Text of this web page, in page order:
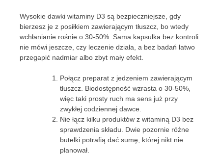
Wysokie dawki witaminy D3 są bezpieczniejsze, gdy
bierzesz je z posiłkiem zawierającym tłuszcz, bo wtedy
wchłanianie rośnie o 30-50%. Sama kapsułka bez kontroli
nie mówi jeszcze, czy leczenie działa, a bez badań łatwo
przegapić nadmiar albo zbyt mały efekt.
Połącz preparat z jedzeniem zawierającym
tłuszcz. Biodostępność wzrasta o 30-50%,
więc taki prosty ruch ma sens już przy
zwykłej codziennej dawce.
Nie łącz kilku produktów z witaminą D3 bez
sprawdzenia składu. Dwie pozornie różne
butelki potrafią dać sumę, której nikt nie
planował.